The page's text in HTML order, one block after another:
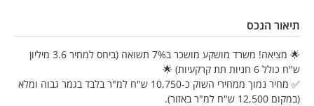
תיאור הנכס
🌟 מציאה! משרד מושקע מושכר ב7% תשואה (ביחס למחיר 3.6 מיליון
ש"ח כולל 6 חניות תת קרקעיות) 🌟
✅ מחיר נמוך ממחירי השוק כ-10,750 ש"ח למ"ר בלבד בגמר גבוה ומלא
(במקום 12,500 ש"ח למ"ר באזור).